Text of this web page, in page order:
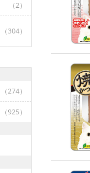
（2）
（304）
（274）
（925）